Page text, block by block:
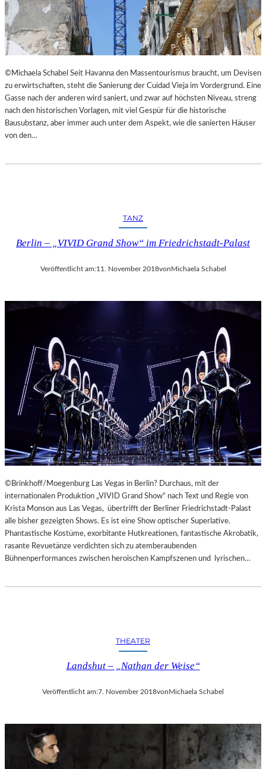
E
S
T
H
E
T
E
R
I
M
L
A
N
E
S
T
H
E
E
E
B
E
©Michaela Schabel Seit Havanna den Massentourismus braucht, um Devisen
zu erwirtschaften, steht die Sanierung der Cuidad Vieja im Vordergrund. Eine
Gasse nach der anderen wird saniert, und zwar auf höchsten Niveau, streng
nach den historischen Vorlagen, mit viel Gespür für die historische
Bausubstanz, aber immer auch unter dem Aspekt, wie die sanierten Häuser
von den…
TANZ
Berlin – „VIVID Grand Show“ im Friedrichstadt-Palast
Veröffentlicht am:11. November 2018vonMichaela Schabel
©Brinkhoff/Moegenburg Las Vegas in Berlin? Durchaus, mit der
internationalen Produktion „VIVID Grand Show“ nach Text und Regie von
Krista Monson aus Las Vegas, übertrifft der Berliner Friedrichstadt-Palast
alle bisher gezeigten Shows. Es ist eine Show optischer Superlative.
Phantastische Kostüme, exorbitante Hutkreationen, fantastische Akrobatik,
rasante Revuetänze verdichten sich zu atemberaubenden
Bühnenperformances zwischen heroischen Kampfszenen und lyrischen…
THEATER
Landshut – „Nathan der Weise“
Veröffentlicht am:7. November 2018vonMichaela Schabel